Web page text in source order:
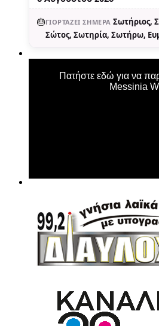
🎂ΓΙΟΡΤΆΖΕΙ ΣΉΜΕΡΑ Σωτήριος,
Σώτος, Σωτηρία, Σωτήρω,
Πατήστε εδώ για να
Messinia